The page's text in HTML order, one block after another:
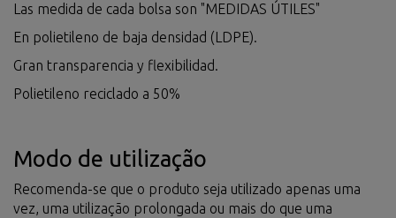
Las medida de cada bolsa son "MEDIDAS ÚTILES"
En polietileno de baja densidad (LDPE).
Gran transparencia y flexibilidad.
Polietileno reciclado a 50%
Modo de utilização
Recomenda-se que o produto seja utilizado apenas uma
vez, uma utilização prolongada ou mais do que uma